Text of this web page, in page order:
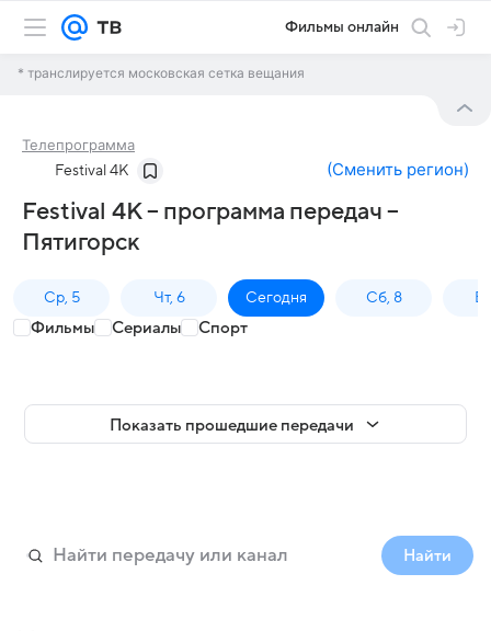
Фильмы онлайн
* транслируется московская сетка вещания
Телепрограмма
Festival 4K (Сменить регион)
Festival 4K – программа передач –
Пятигорск
Ср, 5 Чт, 6 Сегодня Сб, 8
Фильмы Сериалы Спорт
Показать прошедшие передачи
Найти